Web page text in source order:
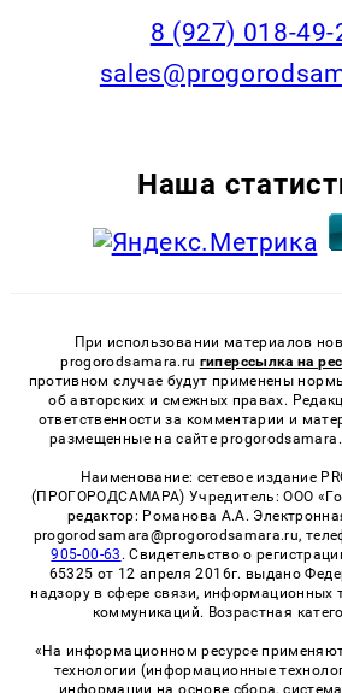
8 (927) 018-49-
Наша
При использовании материалов
progorodsamara.ru гиперссылка на
противном случае будут применены
об авторских и смежных правах.
ответственности за комментарии и
размещенные на сайте
Наименование: сетевое издание
(ПРОГОРОДСАМАРА) Учредитель: ООО
редактор: Романова А.А.
progorodsamara@progorodsamara.ru,
905-00-63 . Свидетельство о
65325 от 12 апреля 2016г. выдано
надзору в сфере связи, информационных
коммуникаций. Возрастная
«На информационном ресурсе
технологии (информационные
информации на основе сбора,